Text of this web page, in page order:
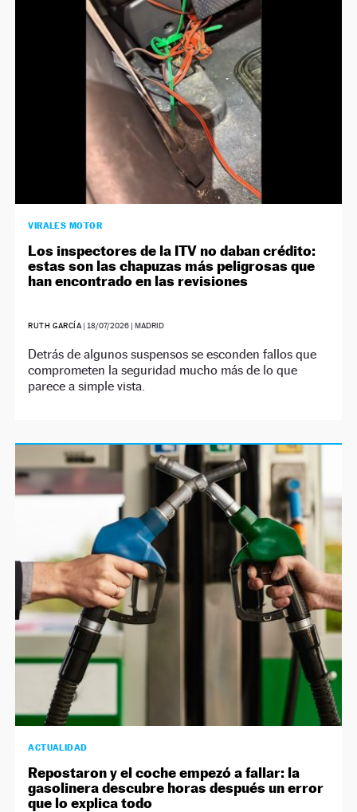
VIRALES MOTOR
Los inspectores de la ITV no daban crédito:
estas son las chapuzas más peligrosas que
han encontrado en las revisiones
RUTH GARCÍA | 18/07/2026 | MADRID
Detrás de algunos suspensos se esconden fallos que
comprometen la seguridad mucho más de lo que
parece a simple vista.
ACTUALIDAD
Repostaron y el coche empezó a fallar: la
gasolinera descubre horas después un error
que lo explica todo